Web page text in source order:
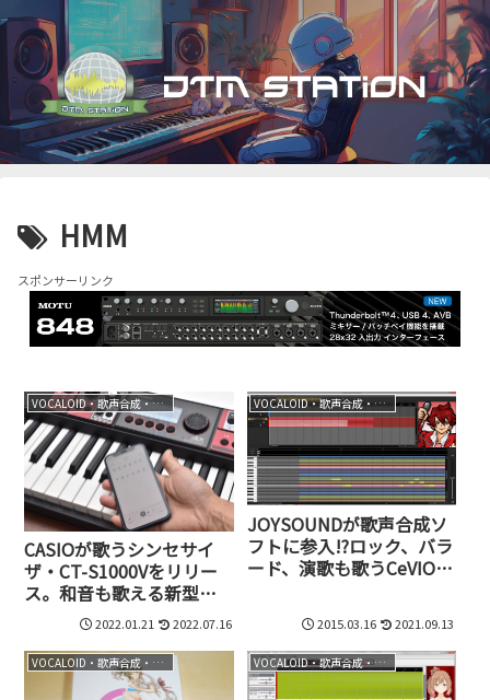
HMM
スポンサーリンク
VOCALOID・歌声合成・音声合成
CASIOが歌うシンセサイ
ザ・CT-S1000Vをリリー
ス。和音も歌える新型カ
シオトーンが3月発売
2022.01.21 2022.07.16
VOCALOID・歌声合成・音声合成
JOYSOUNDが歌声合成ソ
フトに参入!?ロック、バラ
ード、演歌も歌うCeVIOの
2015.03.16 2021.09.13
VOCALOID・歌声合成・音声合成 VOCALOID・歌声合成・音声合成